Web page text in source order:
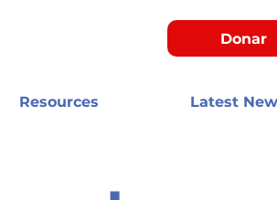
Donar
Resources Latest